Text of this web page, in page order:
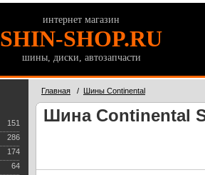
интернет магазин
SHIN-SHOP.RU
шины, диски, автозапчасти
151
286
174
64
Главная / Шины Continental
Шина Continental